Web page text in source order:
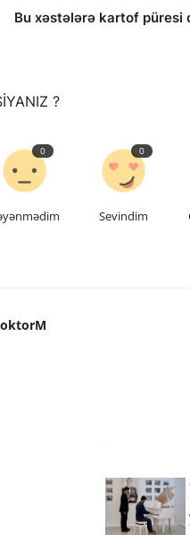
Bu xəstələrə kartof püresi
?
0 0
Sevindim